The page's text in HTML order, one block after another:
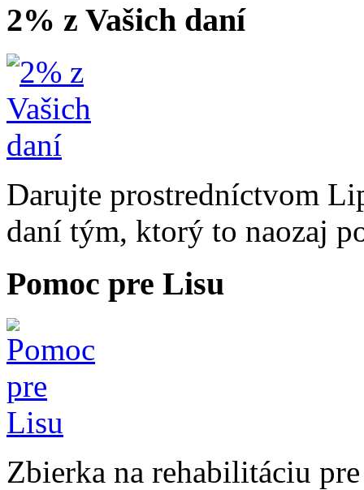
2% z Vašich daní
Darujte prostredníctvom
daní tým, ktorý to naozaj
Pomoc pre Lisu
Zbierka na rehabilitáciu